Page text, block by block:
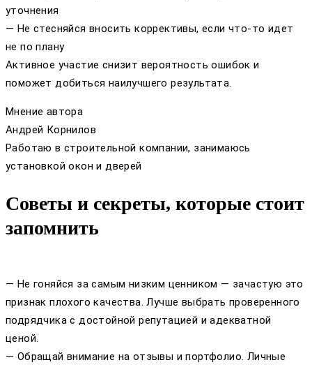
уточнения
— Не стесняйся вносить коррективы, если что-то идет
не по плану
Активное участие снизит вероятность ошибок и
поможет добиться наилучшего результата.
Мнение автора
Андрей Корнилов
Работаю в строительной компании, занимаюсь
установкой окон и дверей
Советы и секреты, которые стоит
запомнить
— Не гоняйся за самым низким ценником — зачастую это
признак плохого качества. Лучше выбрать проверенного
подрядчика с достойной репутацией и адекватной
ценой.
— Обращай внимание на отзывы и портфолио. Личные